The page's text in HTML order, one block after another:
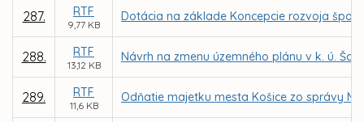
287. RTF
9,77 KB
Dotácia na základe Koncepcie rozvoja
288. RTF
13,12 KB
Návrh na zmenu územného plánu v k. ú.
289. RTF
11,6 KB
Odňatie majetku mesta Košice zo správy